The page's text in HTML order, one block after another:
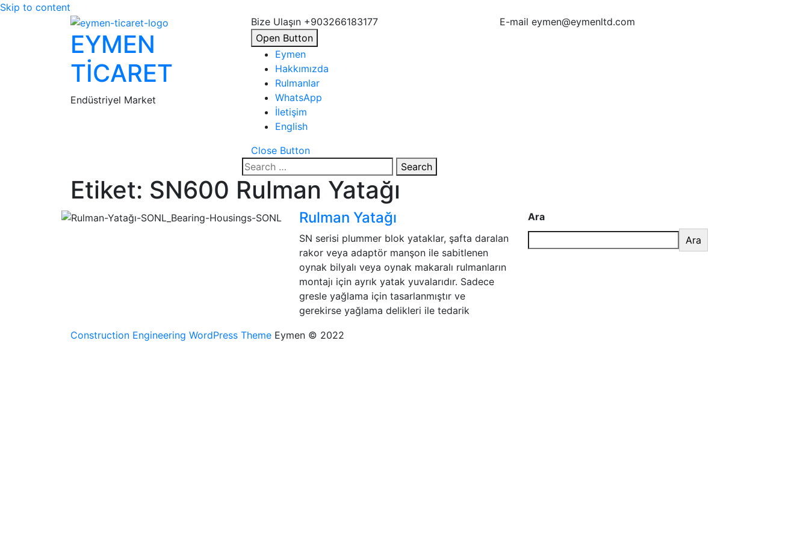
Skip to content
EYMEN
TİCARET
Endüstriyel Market
Bize Ulaşın +903266183177 E-mail eymen@eymenltd.com
Open Button
Eymen
Hakkımızda
Rulmanlar
WhatsApp
İletişim
English
Close Button
Search
Etiket: SN600 Rulman Yatağı
Rulman Yatağı
SN serisi plummer blok yataklar, şafta daralan
rakor veya adaptör manşon ile sabitlenen
oynak bilyalı veya oynak makaralı rulmanların
montajı için ayrık yatak yuvalarıdır. Sadece
gresle yağlama için tasarlanmıştır ve
gerekirse yağlama delikleri ile tedarik
Ara
Ara
Construction Engineering WordPress Theme Eymen © 2022